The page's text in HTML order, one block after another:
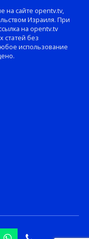
на сайте opentv.tv,
Израиля. При
на opentv.tv
статей без
использование